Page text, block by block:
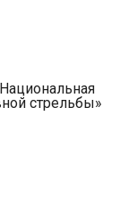
стрельбы»